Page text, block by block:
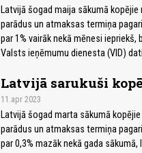
Latvijā šogad maija sākumā
parādus un atmaksas termiņa
par 1% vairāk nekā mēnesi
Valsts ieņēmumu dienesta (VID)
Latvijā sarukuši
11.apr 2023
Latvijā šogad marta sākumā
parādus un atmaksas termiņa
par 0,3% mazāk nekā gada